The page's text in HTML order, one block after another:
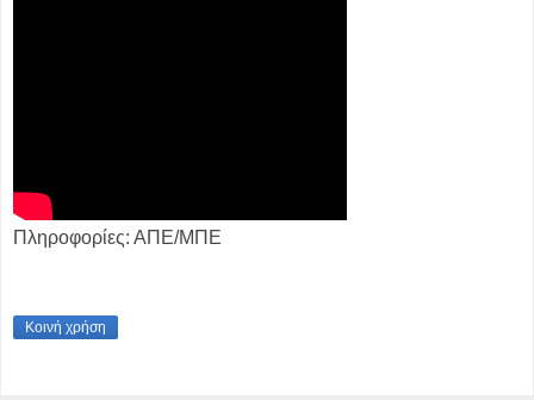
Πληροφορίες: ΑΠΕ/ΜΠΕ
Κοινή χρήση